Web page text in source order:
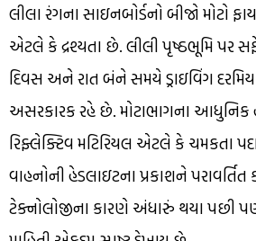
લીલા રંગના સાઇનબોર્ડનો બીજો મોટો
એટલે કે દ્રશ્યતા છે. લીલી પૃષ્ઠભૂમિ પર
દિવસ અને રાત બંને સમયે ડ્રાઇવિંગ
અસરકારક રહે છે. મોટાભાગના આધુનિક
રિફ્લેક્ટિવ મટિરિયલ એટલે કે ચમકતા
વાહનોની હેડલાઇટના પ્રકાશને
ટેક્નોલોજીના કારણે અંધારું થયા પછી